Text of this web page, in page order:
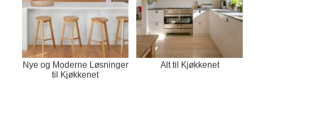
Nye og Moderne Løsninger
til Kjøkkenet
Alt til Kjøkkenet